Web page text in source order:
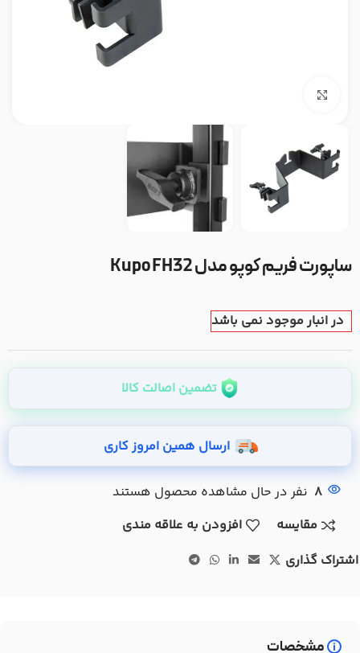
ساپورت فریم کوپو مدل Kupo FH32
در انبار موجود نمی باشد
تضمین اصالت کالا
ارسال همین امروز کاری
8 نفر در حال مشاهده محصول هستند
مقایسه
افزودن به علاقه مندی
اشتراک گذاری
مشخصات